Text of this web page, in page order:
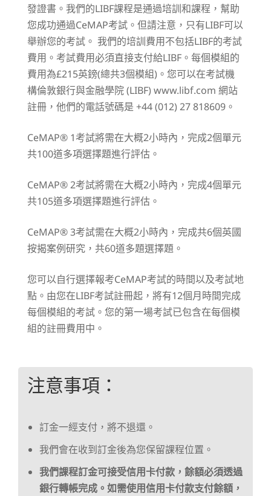
發證書。我們的LIBF課程是通過培訓和課程，幫助
您成功通過CeMAP考試。但請注意，只有LIBF可以
舉辦您的考試。 我們的培訓費用不包括LIBF的考試
費用。考試費用必須直接支付給LIBF。每個模組的
費用為£215英鎊(總共3個模組)。您可以在考試機
構倫敦銀行與金融學院 (LIBF) www.libf.com 網站
註冊，他們的電話號碼是 +44 (012) 27 818609。
CeMAP® 1考試將需在大概2小時內，完成2個單元
共100道多項選擇題進行評估。
CeMAP® 2考試將需在大概2小時內，完成4個單元
共105道多項選擇題進行評估。
CeMAP® 3考試需在大概2小時內，完成共6個英國
按揭案例研究，共60道多題選擇題。
您可以自行選擇報考CeMAP考試的時間以及考試地
點。由您在LIBF考試註冊起，將有12個月時間完成
每個模組的考試。您的第一場考試已包含在每個模
組的註冊費用中。
注意事項：
訂金一經支付，將不退還。
我們會在收到訂金後為您保留課程位置。
我們課程訂金可接受信用卡付款，餘額必須透過
銀行轉帳完成。如需使用信用卡付款支付餘額，